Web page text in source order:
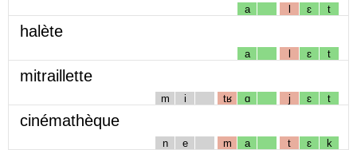
a l ɛ t
halète
a l ɛ t
mitraillette
m i tʁ ɑ j ɛ t
cinémathèque
n e m a t ɛ k